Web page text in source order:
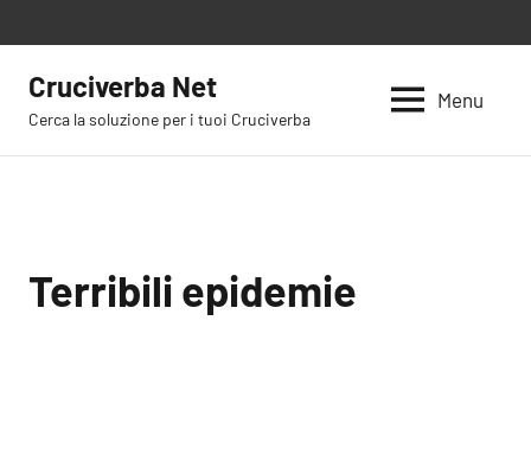
contenuto
Cruciverba Net
Cerca la soluzione per i tuoi Cruciverba
Menu
Terribili epidemie